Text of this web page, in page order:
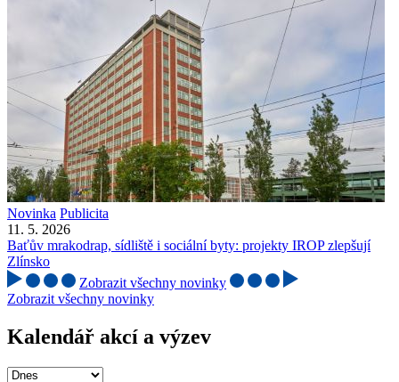
Novinka Publicita
11. 5. 2026
Baťův mrakodrap, sídliště i sociální byty: projekty IROP zlepšují
Zlínsko
Zobrazit všechny novinky
Zobrazit všechny novinky
Kalendář akcí a výzev